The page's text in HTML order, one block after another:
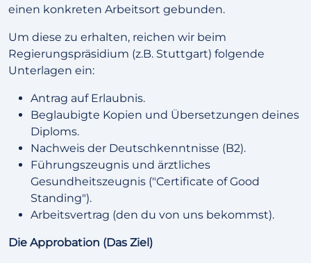
einen konkreten Arbeitsort gebunden.
Um diese zu erhalten, reichen wir beim
Regierungspräsidium (z.B. Stuttgart) folgende
Unterlagen ein:
Antrag auf Erlaubnis.
Beglaubigte Kopien und Übersetzungen deines
Diploms.
Nachweis der Deutschkenntnisse (B2).
Führungszeugnis und ärztliches
Gesundheitszeugnis ("Certificate of Good
Standing").
Arbeitsvertrag (den du von uns bekommst).
Die Approbation (Das Ziel)